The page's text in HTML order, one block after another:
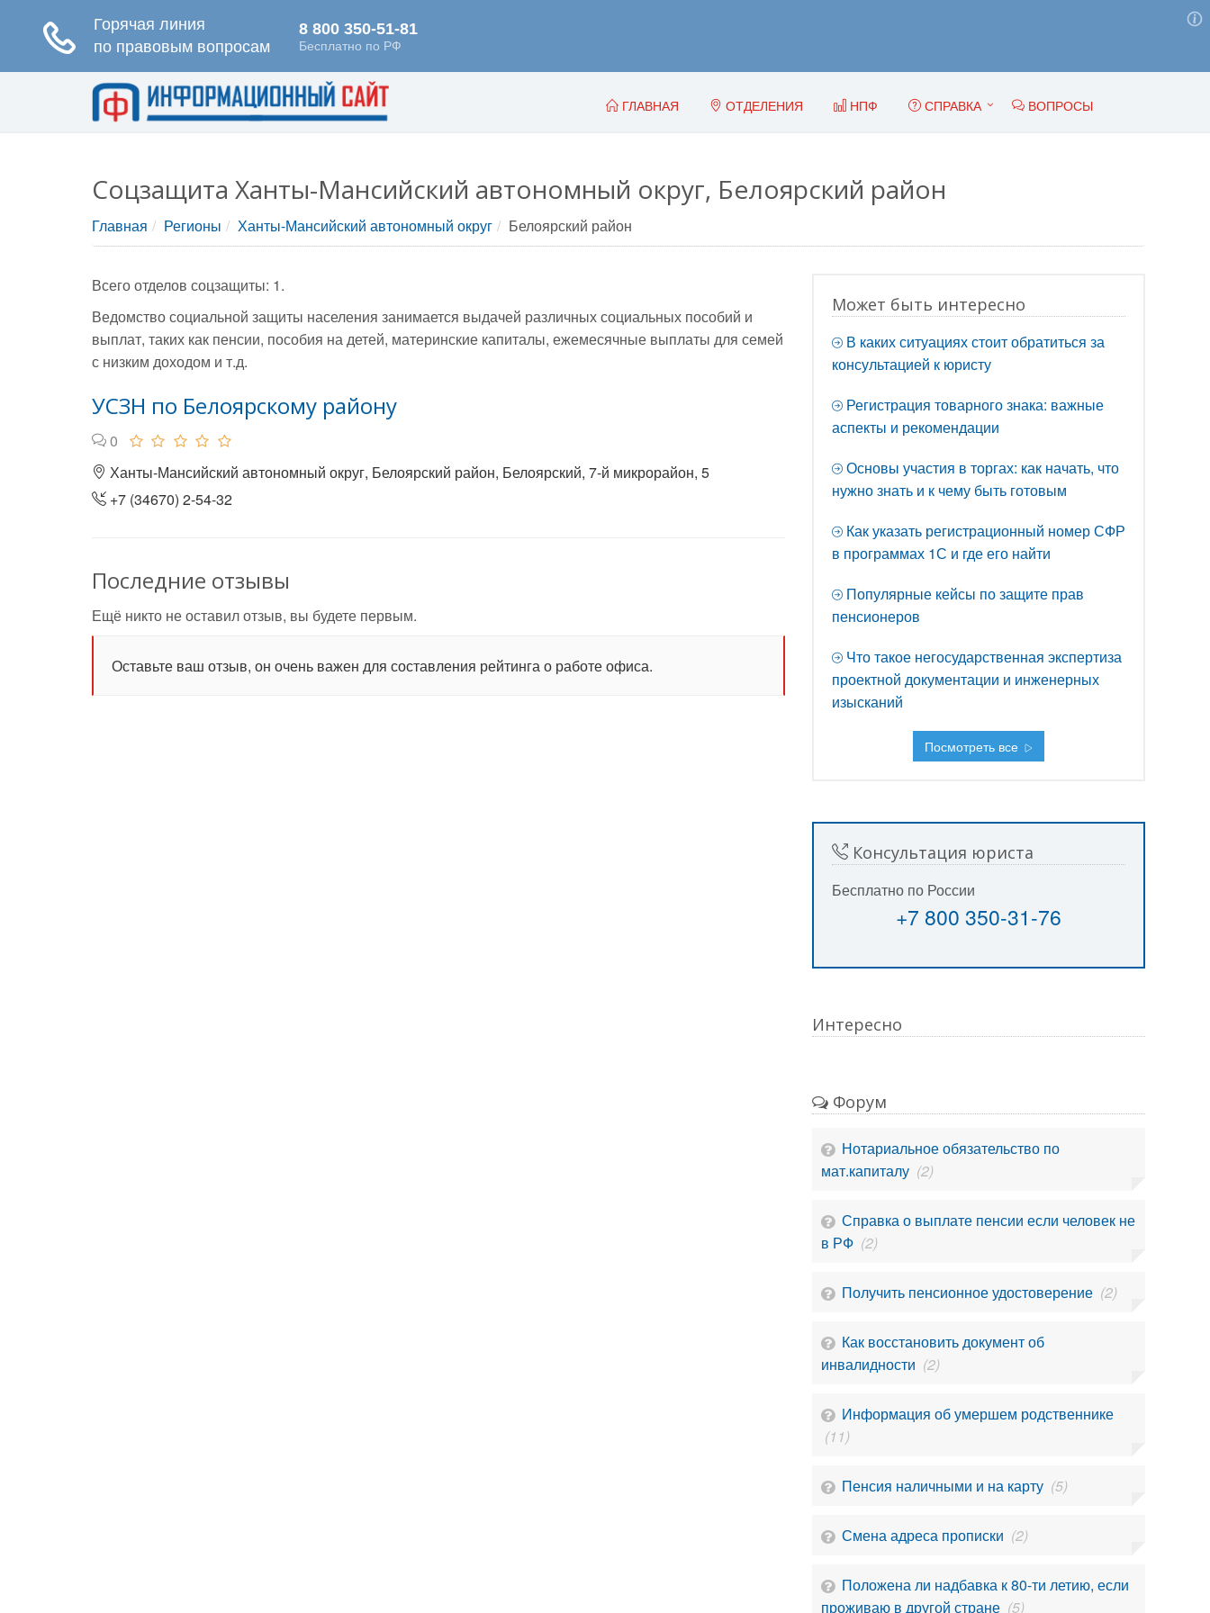
ГЛАВНАЯ ОТДЕЛЕНИЯ НПФ СПРАВКА ВОПРОСЫ
Соцзащита Ханты-Мансийский автономный округ, Белоярский район
Главная Регионы Ханты-Мансийский автономный округ Белоярский район
Всего отделов соцзащиты: 1.
Ведомство социальной защиты населения занимается выдачей различных социальных пособий и
выплат, таких как пенсии, пособия на детей, материнские капиталы, ежемесячные выплаты для семей
с низким доходом и т.д.
УСЗН по Белоярскому району
0
Ханты-Мансийский автономный округ, Белоярский район, Белоярский, 7-й микрорайон, 5
+7 (34670) 2-54-32
Последние отзывы
Ещё никто не оставил отзыв, вы будете первым.
Оставьте ваш отзыв, он очень важен для составления рейтинга о работе офиса.
Может быть интересно
В каких ситуациях стоит обратиться за
консультацией к юристу
Регистрация товарного знака: важные
аспекты и рекомендации
Основы участия в торгах: как начать, что
нужно знать и к чему быть готовым
Как указать регистрационный номер СФР
в программах 1С и где его найти
Популярные кейсы по защите прав
пенсионеров
Что такое негосударственная экспертиза
проектной документации и инженерных
изысканий
Посмотреть все
Консультация юриста
Бесплатно по России
+7 800 350-31-76
Интересно
Форум
Нотариальное обязательство по
мат.капиталу (2)
Справка о выплате пенсии если человек не
в РФ (2)
Получить пенсионное удостоверение (2)
Как восстановить документ об
инвалидности (2)
Информация об умершем родственнике
(11)
Пенсия наличными и на карту (5)
Смена адреса прописки (2)
Положена ли надбавка к 80-ти летию, если
проживаю в другой стране (5)